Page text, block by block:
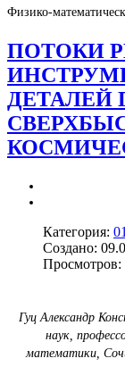
Физико-
ПОТОКИ
ДЕТАЛЕЙ
Категория:
Создано:
Просмотров:
Гуц Александр
наук,
математики,